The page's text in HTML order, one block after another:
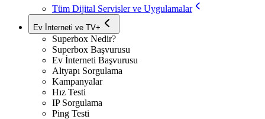
Tüm Dijital Servisler ve Uygulamalar
Ev İnterneti ve TV+
Superbox Nedir?
Superbox Başvurusu
Ev İnterneti Başvurusu
Altyapı Sorgulama
Kampanyalar
Hız Testi
IP Sorgulama
Ping Testi